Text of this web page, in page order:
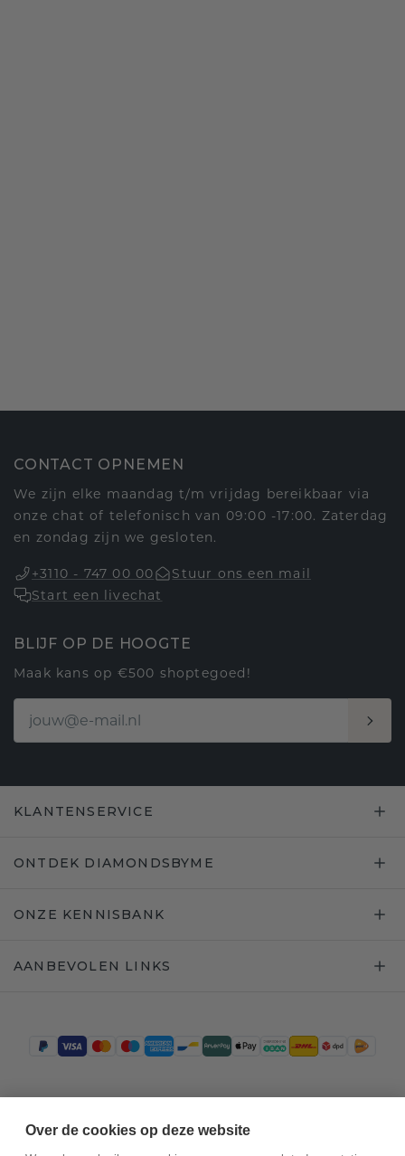
CONTACT OPNEMEN
We zijn elke maandag t/m vrijdag bereikbaar via
onze chat of telefonisch van 09:00 -17:00. Zaterdag
en zondag zijn we gesloten.
+3110 - 747 00 00
Stuur ons een mail
Start een livechat
BLIJF OP DE HOOGTE
Maak kans op €500 shoptegoed!
KLANTENSERVICE
ONTDEK DIAMONDSBYME
ONZE KENNISBANK
AANBEVOLEN LINKS
Over de cookies op deze website